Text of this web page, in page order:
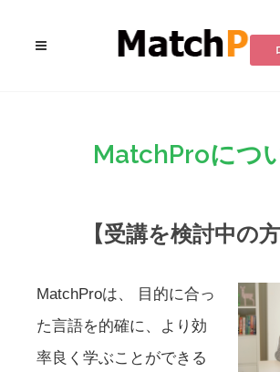
MatchProにつ
【受講を検討中の方
MatchProは、 目的に合っ
た言語を的確に、より効
率良く学ぶことができる